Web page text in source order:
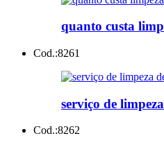
quanto custa
Cod.:8261
serviço de
Cod.:8262